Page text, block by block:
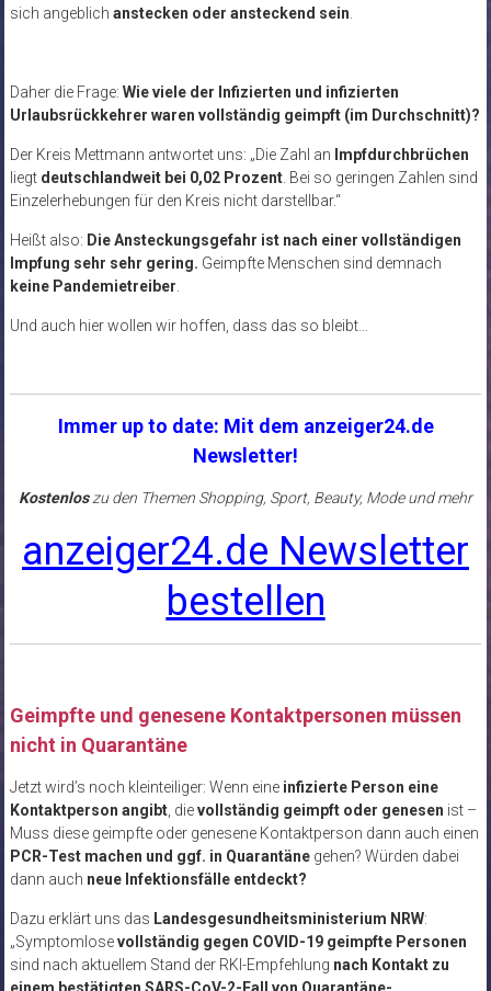
sich angeblich anstecken oder ansteckend sein
Daher die Frage: Wie viele der Infizierten und infizierten
Urlaubsrückkehrer waren vollständig geimpft (im Durchschnitt)?
Der Kreis Mettmann antwortet uns: „Die Zahl an Impfdurchbrüchen
liegt deutschlandweit bei 0,02 Prozent. Bei so geringen Zahlen sind
Einzelerhebungen für den Kreis nicht darstellbar.“
Heißt also: Die Ansteckungsgefahr ist nach einer vollständigen
Impfung sehr sehr gering. Geimpfte Menschen sind demnach
keine Pandemietreiber
Und auch hier wollen wir hoffen, dass das so bleibt…
Immer up to date: Mit dem anzeiger24.de
Newsletter!
Kostenloszu den Themen Shopping, Sport, Beauty, Mode und mehr
anzeiger24.de Newsletter
bestellen
Geimpfte und genesene Kontaktpersonen müssen
nicht in Quarantäne
Jetzt wird’s noch kleinteiliger: Wenn eine infizierte Person eine
Kontaktperson angibt, dievollständig geimpft oder genesen ist –
Muss diese geimpfte oder genesene Kontaktperson dann auch einen
PCR-Test machen und ggf. in Quarantänegehen? Würden dabei
dann auch neue Infektionsfälle entdeckt?
Dazu erklärt uns das Landesgesundheitsministerium NRW:
„Symptomlosevollständig gegen COVID-19 geimpfte Personen
sind nach aktuellem Stand der RKI-Empfehlung nach Kontakt zu